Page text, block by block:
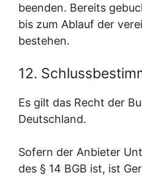
beenden. Bereits
bis zum Ablauf der
bestehen.
12.
Es gilt das Recht der
Deutschland.
Sofern der Anbieter
des § 14 BGB ist, ist